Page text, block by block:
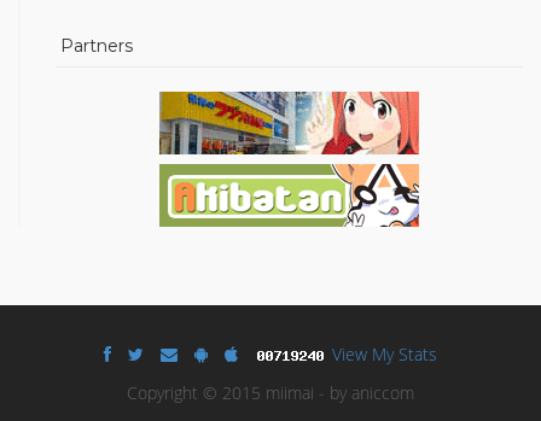
Partners
View My Stats
Copyright © 2015 miimai - by aniccom